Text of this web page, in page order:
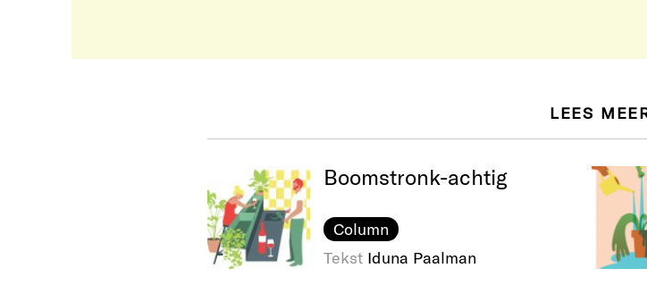
LEES
Boomstronk-achtig
Column
Tekst Iduna Paalman